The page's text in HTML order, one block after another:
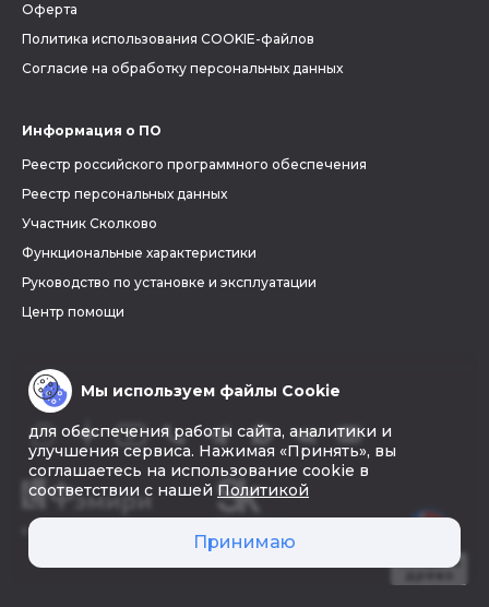
Оферта
Политика использования COOKIE-файлов
Согласие на обработку персональных данных
Информация о ПО
Реестр российского программного обеспечения
Реестр персональных данных
Участник Сколково
Функциональные характеристики
Руководство по установке и эксплуатации
Центр помощи
© 2026 «Фэмири»
Мы используем файлы Cookie
для обеспечения работы сайта, аналитики и
улучшения сервиса. Нажимая «Принять», вы
соглашаетесь на использование cookie в
соответствии с нашей Политикой
Принимаю
Создать